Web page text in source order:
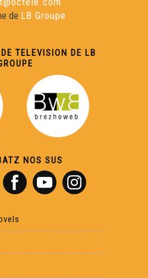
lo papet : Soi pas qu'un gigolo.
son pair l'a maridada
de LB Groupe
TELEVISION DE LB
NOS SUS